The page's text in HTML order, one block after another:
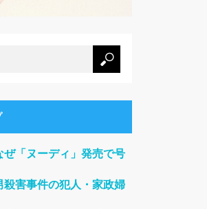
「ヌーディ」発売で号
害事件の犯人・家政婦